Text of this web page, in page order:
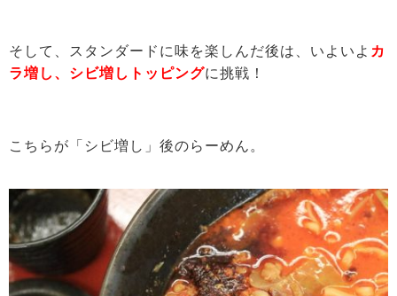
そして、スタンダードに味を楽しんだ後は、いよいよ カ
ラ増し、シビ増しトッピングに挑戦！
こちらが「シビ増し」後のらーめん。